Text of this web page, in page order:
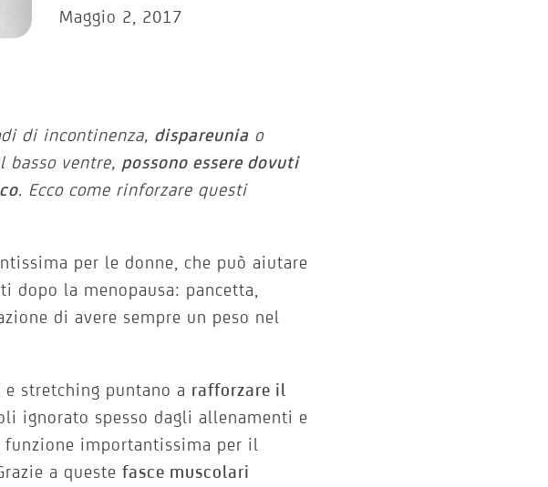
Maggio 2, 2017
di incontinenza, dispareunia o
basso ventre, possono essere dovuti
. Ecco come rinforzare questi
per le donne, che può aiutare
la menopausa: pancetta,
di avere sempre un peso nel
stretching puntano a rafforzare il
ignorato spesso dagli allenamenti e
importantissima per il
a questefasce muscolari